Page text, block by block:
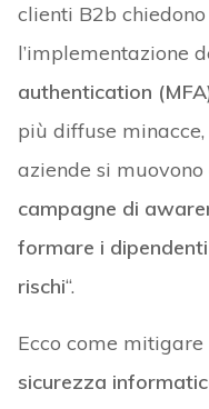
clienti B2b
l’implementazione
authentication
più diffuse minacce,
aziende si muovono
campagne di
formare i
rischi“.
Ecco come
sicurezza